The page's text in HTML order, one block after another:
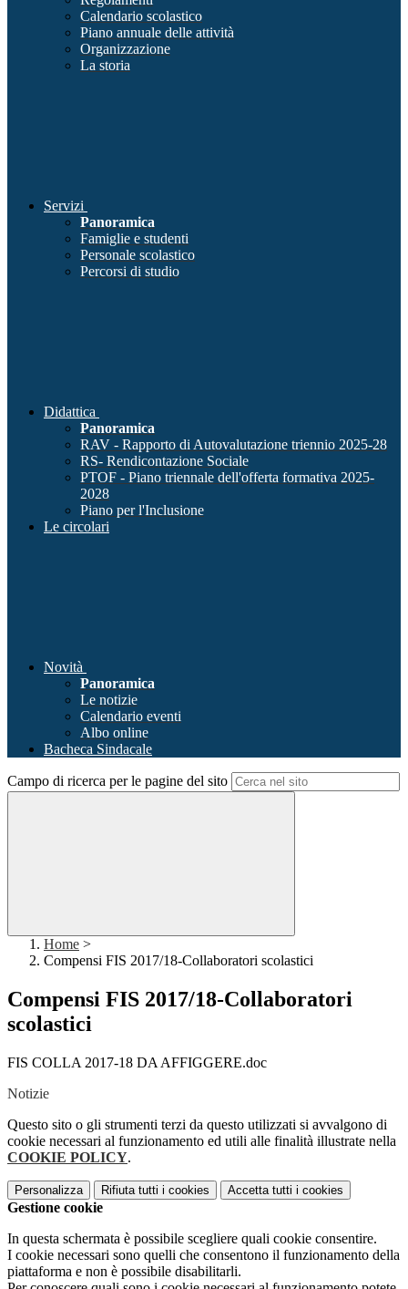
Calendario scolastico
Piano annuale delle attività
Organizzazione
La storia
Servizi
Panoramica
Famiglie e studenti
Personale scolastico
Percorsi di studio
Didattica
Panoramica
RAV - Rapporto di Autovalutazione triennio 2025-28
RS- Rendicontazione Sociale
PTOF - Piano triennale dell'offerta formativa 2025-
2028
Piano per l'Inclusione
Le circolari
Novità
Panoramica
Le notizie
Calendario eventi
Albo online
Bacheca Sindacale
Campo di ricerca per le pagine del sito
Home >
Compensi FIS 2017/18-Collaboratori scolastici
Compensi FIS 2017/18-Collaboratori
scolastici
FIS COLLA 2017-18 DA AFFIGGERE.doc
Notizie
Questo sito o gli strumenti terzi da questo utilizzati si avvalgono di
cookie necessari al funzionamento ed utili alle finalità illustrate nella
COOKIE POLICY.
Personalizza Rifiuta tutti i cookies Accetta tutti i cookies
Gestione cookie
In questa schermata è possibile scegliere quali cookie consentire.
I cookie necessari sono quelli che consentono il funzionamento della
piattaforma e non è possibile disabilitarli.